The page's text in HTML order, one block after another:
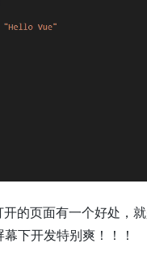
的页面有一个好处，
下开发特别爽！！！